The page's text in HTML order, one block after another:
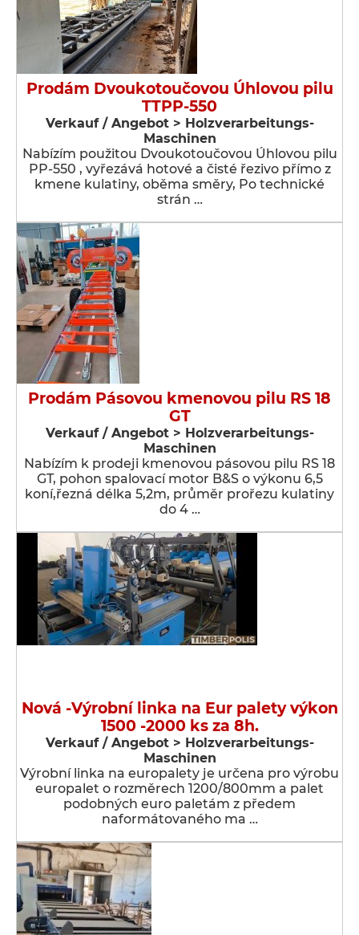
Prodám Dvoukotoučovou Úhlovou pilu
TTPP-550
Verkauf / Angebot > Holzverarbeitungs-
Maschinen
Nabízím použitou Dvoukotoučovou Úhlovou pilu
PP-550 , vyřezává hotové a čisté řezivo přímo z
kmene kulatiny, oběma směry, Po technické
strán …
Prodám Pásovou kmenovou pilu RS 18
GT
Verkauf / Angebot > Holzverarbeitungs-
Maschinen
Nabízím k prodeji kmenovou pásovou pilu RS 18
GT, pohon spalovací motor B&S o výkonu 6,5
koní,řezná délka 5,2m, průměr prořezu kulatiny
do 4 …
Nová -Výrobní linka na Eur palety výkon
1500 -2000 ks za 8h.
Verkauf / Angebot > Holzverarbeitungs-
Maschinen
Výrobní linka na europalety je určena pro výrobu
europalet o rozměrech 1200/800mm a palet
podobných euro paletám z předem
naformátovaného ma …